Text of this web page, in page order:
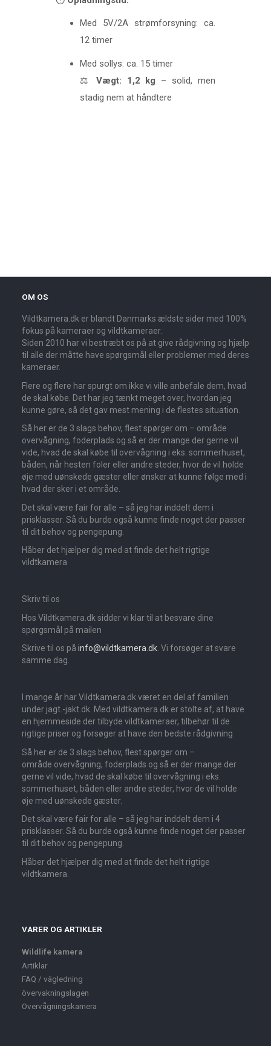
Med 5V/2A strømforsyning: ca.
12 timer
Med sollys: ca. 15 timer
⚖️ Vægt: 1,2 kg – solid, men
stadig nem at håndtere
OM OS
Vildtkamera.dk er blandt Danmarks ældste sider med 100%
fokus på kameraer og vildtkameraer.
Siden 2010 har vi bestræbt os på at give rådgivning og hjælp
til alle der måtte have spørgsmål eller problemer med deres
kameraer.
Flere og flere har spurgt om ikke vi ville anbefale dem, hvad
de skal købe. Det har jeg tænkt meget over, hvordan jeg
kunne gøre, så det gav mest mening i de flestes situation.
Så her er de 3 slags behov, flest spørger om – område
overvågning, foderplads og så er der mange der gerne vil
vide, hvad de skal købe til overvågning i eks. sommerhuset,
båden, når hesten foler eller andre steder, hvor de vil holde
øje med uønskede gæster eller ønsker at kunne følge med i
hvad der sker i et område.
Det skal være fair for alle – så jeg har inddelt dem i
prisklasser. Så du burde også kunne finde noget der passer
til dit behov og pengepung.
Håber det hjælper dig med at finde det helt rigtige
vildtkamera
Skriv til os
Hos Vildtkamera.dk sidder vi klar til at besvare dine
spørgsmål på mailen
Skrive til os på info@vildtkamera.dk. Vi forsøger at svare
samme dag.
I mange år har Vildtkamera.dk været en del af familien
under jagt.-jakt.dk. Med vildtkamera.dk er stolte af, at have
en hjemmeside der tilbyde vildtkameraer, tilbehør til de
rigtige priser og forsøger at have den bedste rådgivning
Så her er de 3 slags behov, flest spørger om –
område overvågning, foderplads og så er der mange der
gerne vil vide, hvad de skal købe til overvågning i eks.
sommerhuset, båden eller andre steder, hvor de vil holde
øje med uønskede gæster.
Det skal være fair for alle – så jeg har inddelt dem i 4
prisklasser. Så du burde også kunne finde noget der passer
til dit behov og pengepung.
Håber det hjælper dig med at finde det helt rigtige
vildtkamera.
VARER OG ARTIKLER
Wildlife kamera
Artiklar
FAQ / vägledning
övervakningslagen
Overvågningskamera